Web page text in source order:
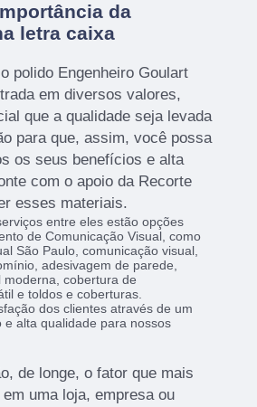
da
letra caixa
polido Engenheiro Goulart
em diversos valores,
que a qualidade seja levada
para que, assim, você possa
os seus benefícios e alta
com o apoio da Recorte
esses materiais.
entre eles estão opções
de Comunicação Visual, como
São Paulo, comunicação visual,
adesivagem de parede,
moderna, cobertura de
e toldos e coberturas.
dos clientes através de um
e alta qualidade para nossos
de longe, o fator que mais
uma loja, empresa ou